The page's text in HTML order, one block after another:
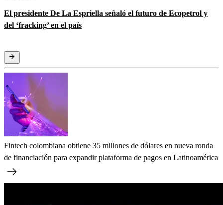
El presidente De La Espriella señaló el futuro de Ecopetrol y
del ‘fracking’ en el país
Fintech colombiana obtiene 35 millones de dólares en nueva ronda
de financiación para expandir plataforma de pagos en Latinoamérica